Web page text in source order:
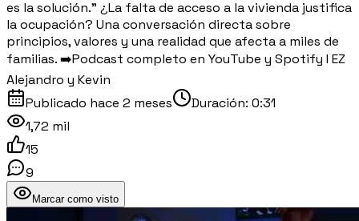
es la solución." ¿La falta de acceso a la vivienda justifica
la ocupación? Una conversación directa sobre
principios, valores y una realidad que afecta a miles de
familias. ➡️Podcast completo en YouTube y Spotify I EZ
Alejandro y Kevin
Publicado hace 2 meses Duración: 0:31
1,72 mil
15
9
Marcar como visto